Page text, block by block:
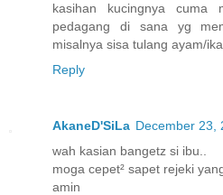
kasihan kucingnya
pedagang di sana yg
misalnya sisa tulang ayam/
Reply
AkaneD'SiLa December 23,
wah kasian bangetz si ibu..
moga cepet² sapet rejeki
amin